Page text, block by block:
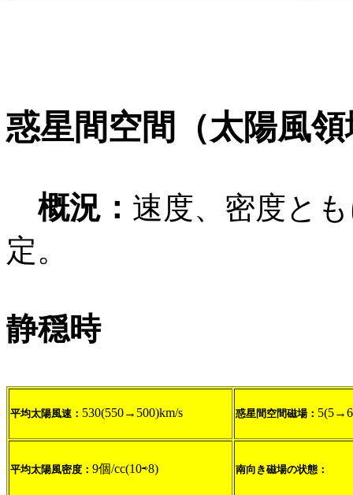
惑星間空間（太陽風
概況： 速度、密度と
定。
静穏時
平均太陽風速： 530(550→500)km/s 惑星間空間磁場：
平均太陽風密度： 9個/cc(10⇨8) 南向き磁場の状態：